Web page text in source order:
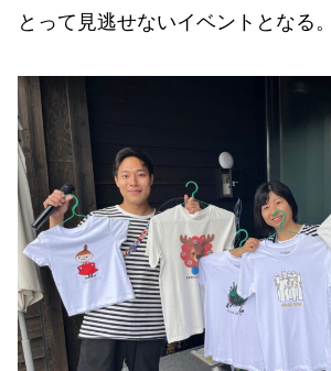
とって見逃せないイベントとなる。